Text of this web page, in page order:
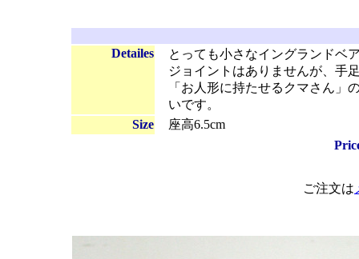
Detailes
とっても小さなイングランドベ
ジョイントはありませんが、手
「お人形に持たせるクマさん」
いです。
Size
座高6.5cm
ご注文は